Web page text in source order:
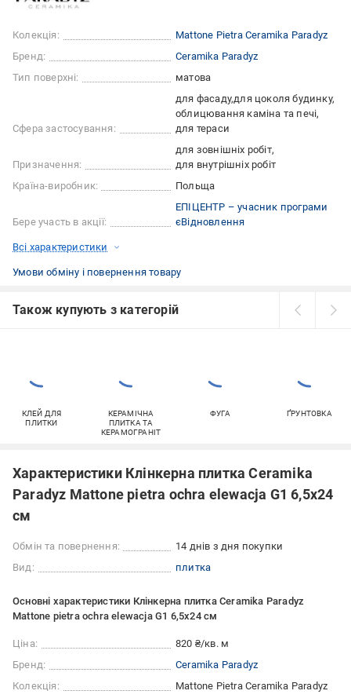
Колекція:
Mattone Pietra Ceramika Paradyz
Бренд:
Ceramika Paradyz
Тип поверхні:
матова
Сфера застосування:
для фасаду для цоколя будинку
облицювання каміна та печі
для тераси
Призначення:
для зовнішніх робіт
для внутрішніх робіт
Країна-виробник:
Польща
Бере участь в акції:
ЕПІЦЕНТР – учасник програми
єВідновлення
Всі характеристики
Умови обміну і повернення товару
Також купують з категорій
КЛЕЙ ДЛЯ
ПЛИТКИ
КЕРАМІЧНА
ПЛИТКА ТА
КЕРАМОГРАНІТ
ФУГА ҐРУНТОВКА
Характеристики Клінкерна плитка Ceramika
Paradyz Mattone pietra ochra elewacja G1 6,5x24
см
Обмін та повернення:
14 днів з дня покупки
Вид:
плитка
Основні характеристики Клінкерна плитка Ceramika Paradyz
Mattone pietra ochra elewacja G1 6,5x24 см
Ціна:
820 ₴/кв. м
Бренд:
Ceramika Paradyz
Колекція:
Mattone Pietra Ceramika Paradyz